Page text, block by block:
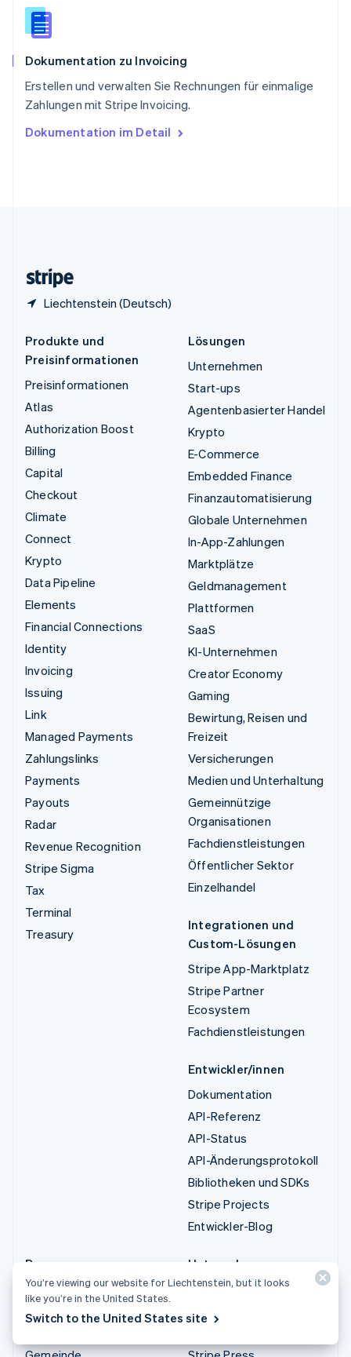
Dokumentation zu Invoicing
Erstellen und verwalten Sie Rechnungen für einmalige
Zahlungen mit Stripe Invoicing.
Dokumentation im Detail
Liechtenstein (Deutsch)
English
Spanien
Thailand
Tschechische Republik
English
English
Produkte und
Preisinformationen
Preisinformationen
Atlas
Authorization Boost
Billing
Capital
Checkout
Climate
Connect
Krypto
Data Pipeline
Elements
Financial Connections
Identity
Invoicing
Issuing
Link
Managed Payments
Zahlungslinks
Payments
Payouts
Radar
Revenue Recognition
Stripe Sigma
Tax
Terminal
Treasury
Lösungen
Unternehmen
Start-ups
Agentenbasierter Handel
Krypto
E-Commerce
Embedded Finance
Finanzautomatisierung
Globale Unternehmen
In-App-Zahlungen
Marktplätze
Geldmanagement
Plattformen
SaaS
KI-Unternehmen
Creator Economy
Gaming
Bewirtung, Reisen und
Freizeit
Versicherungen
Medien und Unterhaltung
Gemeinnützige
Organisationen
Fachdienstleistungen
Öffentlicher Sektor
Einzelhandel
Integrationen und
Custom-Lösungen
Stripe App-Marktplatz
Stripe Partner
Ecosystem
Fachdienstleistungen
Entwickler/innen
Dokumentation
API-Referenz
API-Status
API-Änderungsprotokoll
Bibliotheken und SDKs
Stripe Projects
Entwickler-Blog
Ressourcen
Leitfäden
Kundenstories
Unternehmen
Produkt-Roadmap
Karriere
You’re viewing our website for Liechtenstein, but it looks
like you’re in the United States.
Switch to the United States site